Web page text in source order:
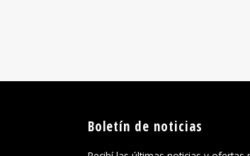
Boletín de noticias